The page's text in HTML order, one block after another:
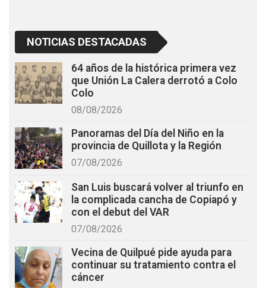
NOTICIAS DESTACADAS
64 años de la histórica primera vez
que Unión La Calera derrotó a Colo
Colo
08/08/2026
Panoramas del Día del Niño en la
provincia de Quillota y la Región
07/08/2026
San Luis buscará volver al triunfo en
la complicada cancha de Copiapó y
con el debut del VAR
07/08/2026
Vecina de Quilpué pide ayuda para
continuar su tratamiento contra el
cáncer